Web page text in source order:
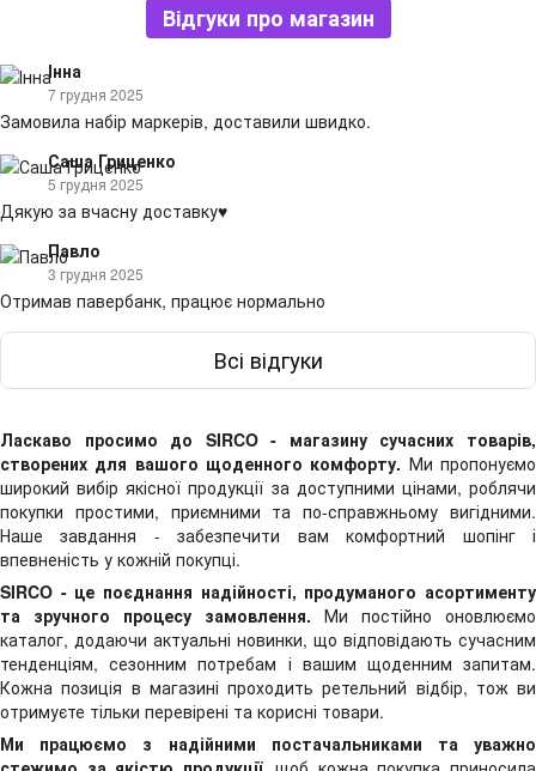
Відгуки про магазин
Інна
7 грудня 2025
Замовила набір маркерів, доставили швидко.
Саша Гриценко
5 грудня 2025
Дякую за вчасну доставку♥️
Павло
3 грудня 2025
Отримав павербанк, працює нормально
Всі відгуки
Ласкаво просимо до SIRCO - магазину сучасних товарів,
створених для вашого щоденного комфорту. Ми пропонуємо
широкий вибір якісної продукції за доступними цінами, роблячи
покупки простими, приємними та по-справжньому вигідними.
Наше завдання - забезпечити вам комфортний шопінг і
впевненість у кожній покупці.
SIRCO - це поєднання надійності, продуманого асортименту
та зручного процесу замовлення. Ми постійно оновлюємо
каталог, додаючи актуальні новинки, що відповідають сучасним
тенденціям, сезонним потребам і вашим щоденним запитам.
Кожна позиція в магазині проходить ретельний відбір, тож ви
отримуєте тільки перевірені та корисні товари.
Ми працюємо з надійними постачальниками та уважно